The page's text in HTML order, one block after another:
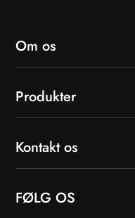
Om os
Produkter
Kontakt os
FØLG OS